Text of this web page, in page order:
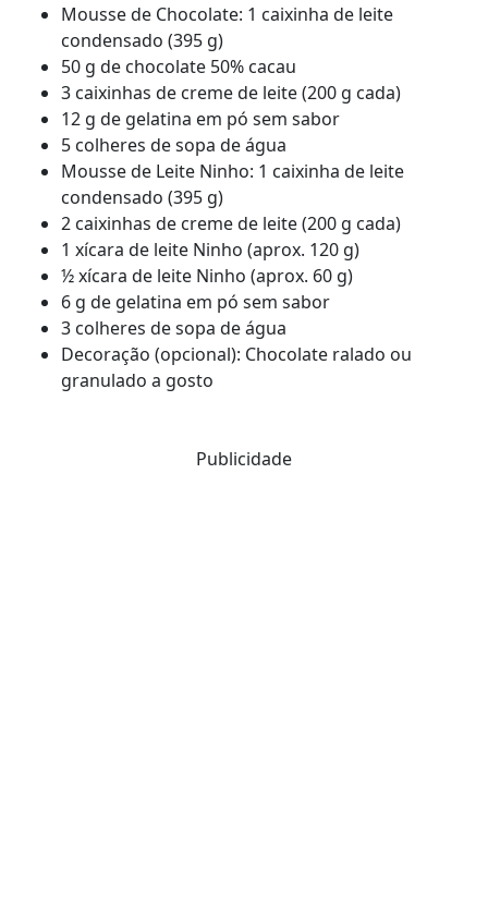
Mousse de Chocolate: 1 caixinha de leite
condensado (395 g)
50 g de chocolate 50% cacau
3 caixinhas de creme de leite (200 g cada)
12 g de gelatina em pó sem sabor
5 colheres de sopa de água
Mousse de Leite Ninho: 1 caixinha de leite
condensado (395 g)
2 caixinhas de creme de leite (200 g cada)
1 xícara de leite Ninho (aprox. 120 g)
½ xícara de leite Ninho (aprox. 60 g)
6 g de gelatina em pó sem sabor
3 colheres de sopa de água
Decoração (opcional): Chocolate ralado ou
granulado a gosto
Publicidade